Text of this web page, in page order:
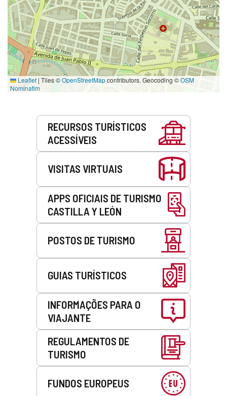
Leaflet | Tiles ©OpenStreetMapcontributors. Geocoding ©OSM
Nominatim
RECURSOS TURÍSTICOS
ACESSÍVEIS
VISITAS VIRTUAIS
APPS OFICIAIS DE TURISMO
CASTILLA Y LEÓN
POSTOS DE TURISMO
GUIAS TURÍSTICOS
INFORMAÇÕES PARA O
VIAJANTE
REGULAMENTOS DE
TURISMO
FUNDOS EUROPEUS